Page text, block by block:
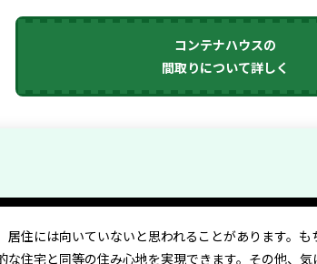
コンテナハウスの
間取りについて詳しく
住には向いていないと思われることがあります。
住宅と同等の住み心地を実現できます。その他、